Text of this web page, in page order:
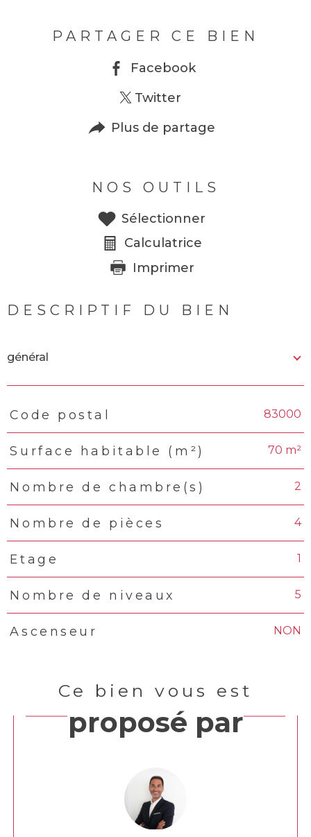
PARTAGER CE BIEN
Facebook
Twitter
Plus de partage
NOS OUTILS
Sélectionner
Calculatrice
Imprimer
DESCRIPTIF DU BIEN
général
TRAD_PAMPERO_Caracteristique
Code postal 83000
Surface habitable (m²) 70 m²
Nombre de chambre(s) 2
Nombre de pièces 4
Etage 1
Nombre de niveaux 5
Ascenseur NON
Ce bien vous est
proposé par